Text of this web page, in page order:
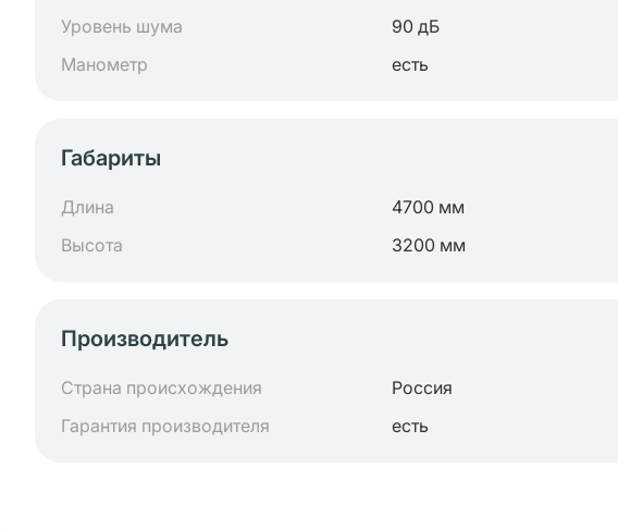
Уровень шума
90 дБ
Манометр
есть
Габариты
Длина 4700 мм
Высота
3200 мм
Производитель
Страна происхождения Россия
Гарантия производителя
есть